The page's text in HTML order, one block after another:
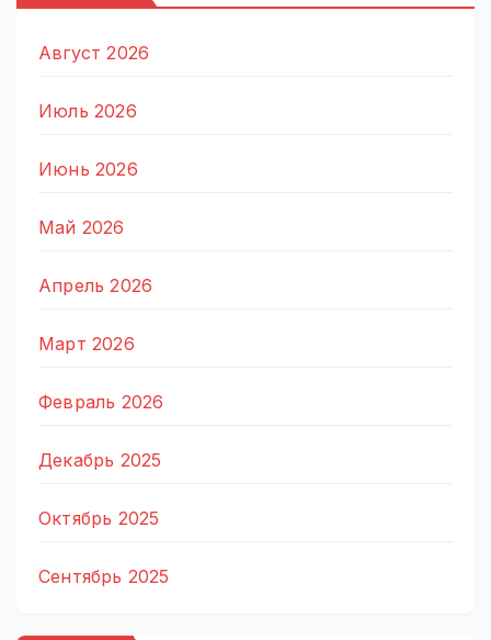
Август 2026
Июль 2026
Июнь 2026
Май 2026
Апрель 2026
Март 2026
Февраль 2026
Декабрь 2025
Октябрь 2025
Сентябрь 2025